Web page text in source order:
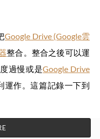
Google Drive (Google雲
整合。整合之後可以運
過慢或是Google Drive
運作。這篇記錄一下到